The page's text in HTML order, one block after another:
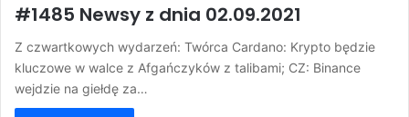
#1485 Newsy z dnia 02.09.2021
Z czwartkowych wydarzeń: Twórca Cardano: Krypto będzie
kluczowe w walce z Afgańczyków z talibami; CZ: Binance
wejdzie na giełdę za…